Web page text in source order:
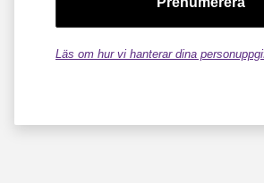
Läs om hur vi hanterar dina